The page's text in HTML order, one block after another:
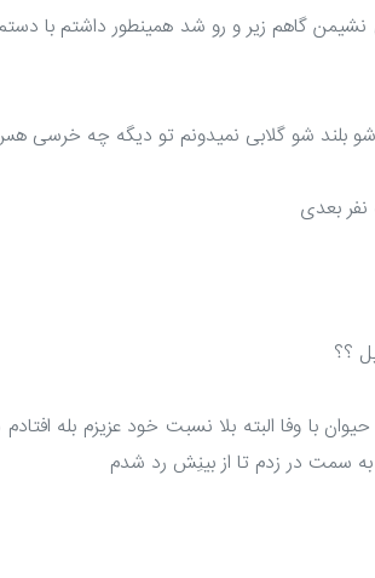
گاهم زیر و رو شد همینطور داشتم با
بلند شو گلابی نمیدونم تو دیگه چه خرسی
بعدی
؟؟
با وفا البته بلا نسبت خود عزیزم بله
سمت در زدم تا از بینِش رد شدم